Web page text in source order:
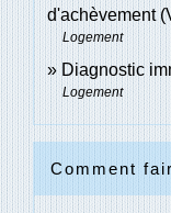
d'achèvement
Logement
Diagnostic
Logement
Comment